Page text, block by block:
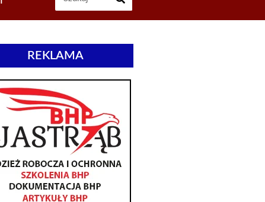
REKLAMA